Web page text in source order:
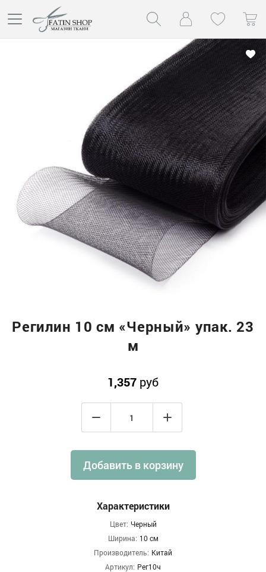
Регилин 10 см «Черный» упак. 23
м
1,357 руб
Добавить в корзину
Характеристики
Цвет: Черный
Ширина: 10 см
Производитель: Китай
Артикул: Рег10ч